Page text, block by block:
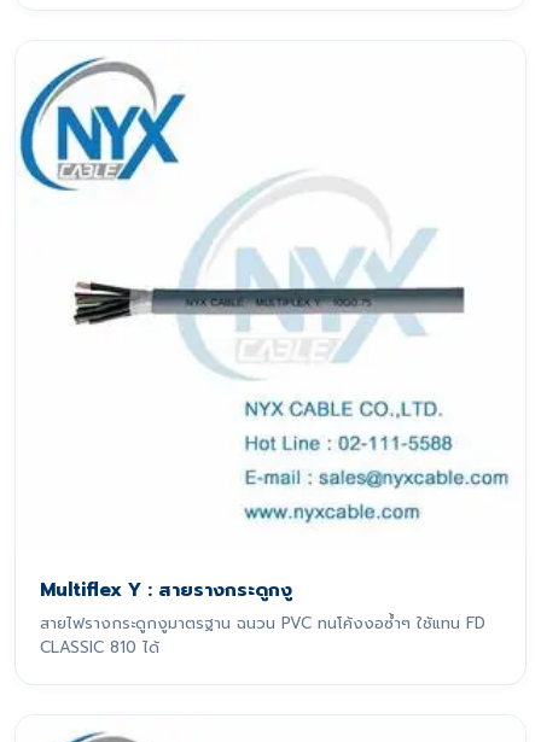
Multiflex Y : สายรางกระดูกงู
สายไฟรางกระดูกงูมาตรฐาน ฉนวน PVC ทนโค้งงอซ้ำๆ ใช้แทน FD
CLASSIC 810 ได้